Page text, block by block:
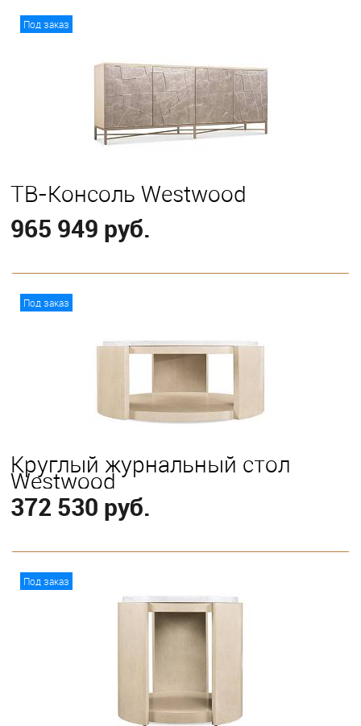
Под заказ
ТВ-Консоль Westwood
965 949 руб.
Под заказ
Круглый журнальный стол
Westwood
372 530 руб.
Под заказ